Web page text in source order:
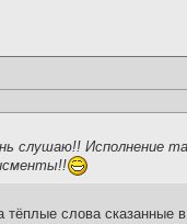
слушаю!! Исполнение
слова сказанные